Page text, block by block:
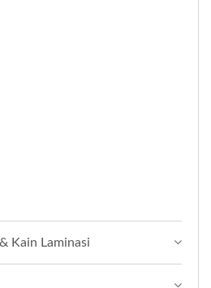
Kain Laminasi